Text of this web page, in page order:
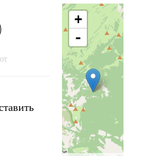
ставридка ...
+
-